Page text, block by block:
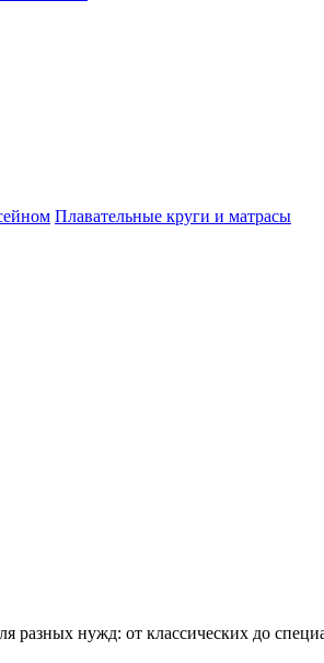
Плавательные круги и матрасы
разных нужд: от классических до